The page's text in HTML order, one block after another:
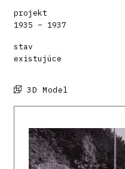
projekt
1935 – 1937
stav
existujúce
3D Model